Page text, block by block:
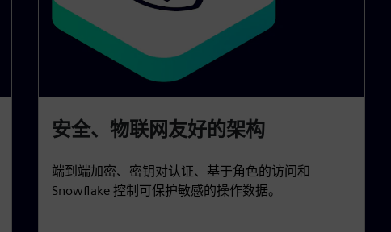
安全、物联网友好的架构
端到端加密、密钥对认证、基于角色的访问和
Snowflake 控制可保护敏感的操作数据。